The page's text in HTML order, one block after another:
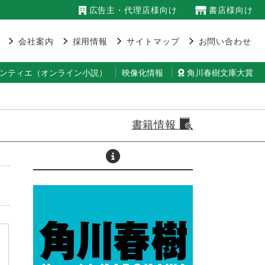
広告主・代理店様向け 書店様向け
会社案内 採用情報 サイトマップ お問い合わせ
ティエ（オンライン小説） 映像化情報 角川春樹文庫大賞
書籍情報